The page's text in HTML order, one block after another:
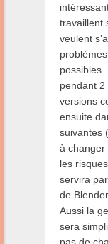
travaillent
veulent
possibles.
pendant
versions
ensuite
suivantes
à changer
les
servira
de
Aussi la
sera
pas de